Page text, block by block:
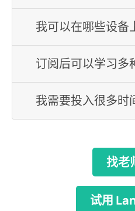
我可以在哪些设备
订阅后可以学习多
我需要投入很多时
试用
找老